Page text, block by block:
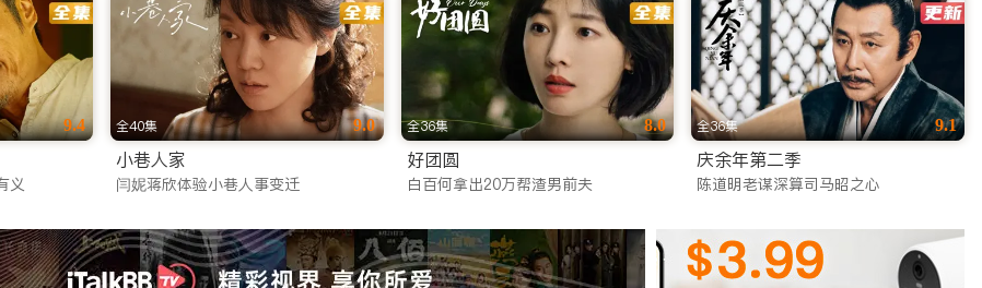
9.4
义
全40集 9.0
小巷人家
闫妮蒋欣体验小巷人事变迁
全36集 8.0
好团圆
白百何拿出20万帮渣男前夫
全36集 9.1
庆余年第二季
陈道明老谋深算司马昭之心